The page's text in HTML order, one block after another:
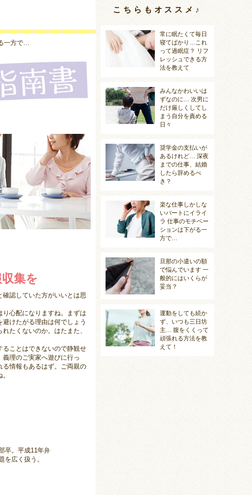
一方で…
集を
認していた方がいいとは思
心配になりますね。まずは
けたがる理由は何でしょう
たくないのか。はたまた、
ることはできないので静観せ
理のご実家へ遊びに行っ
情報もあるはず。ご両親の
卒。平成11年弁
を広く扱う。
こちらもオススメ♪
常に眠たくて毎日
寝てばかり…これ
って過眠症？ リフ
レッシュできる方
法を教えて
みんなかわいいは
ずなのに… 次男に
だけ厳しくしてし
まう自分を責める
日々
奨学金の支払いが
あるけれど… 深夜
までの仕事、結婚
したら辞めるべ
き？
楽な仕事しかしな
いパートにイライ
ラ 仕事のモチベー
ションは下がる一
方で…
旦那の小遣いの額
で悩んでいます 一
般的にはいくらが
妥当？
運動をしても続か
ず、いつも三日坊
主… 腹をくくって
頑張れる方法を教
えて！